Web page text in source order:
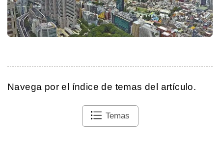
Navega por el índice de temas del artículo.
Temas